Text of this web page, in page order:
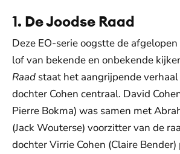
1. De Joodse Raad
Deze EO-serie oogstte de
lof van bekende en onbekende
Raad staat het aangrijpende
dochter Cohen centraal. David
Pierre Bokma) was samen met
(Jack Wouterse) voorzitter van de
dochter Virrie Cohen (Claire